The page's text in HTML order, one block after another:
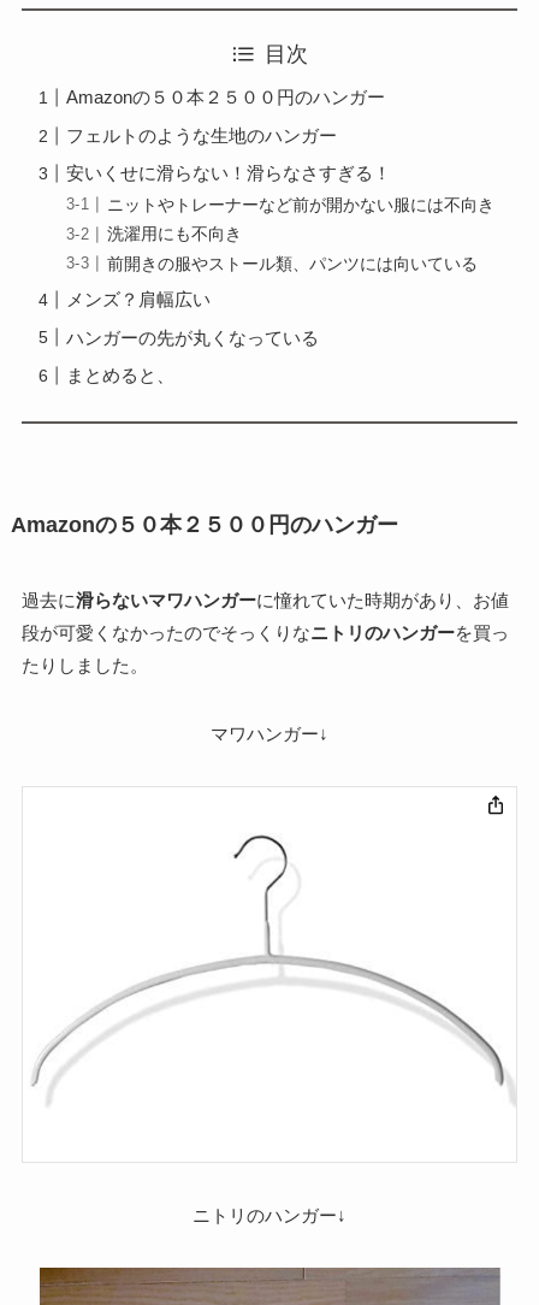
目次
Amazonの５０本２５００円のハンガー
フェルトのような生地のハンガー
安いくせに滑らない！滑らなさすぎる！
ニットやトレーナーなど前が開かない服には不向き
洗濯用にも不向き
前開きの服やストール類、パンツには向いている
メンズ？肩幅広い
ハンガーの先が丸くなっている
まとめると、
Amazonの５０本２５００円のハンガー
過去に滑らないマワハンガーに憧れていた時期があり、お値
段が可愛くなかったのでそっくりなニトリのハンガーを買っ
たりしました。
マワハンガー↓
ニトリのハンガー↓